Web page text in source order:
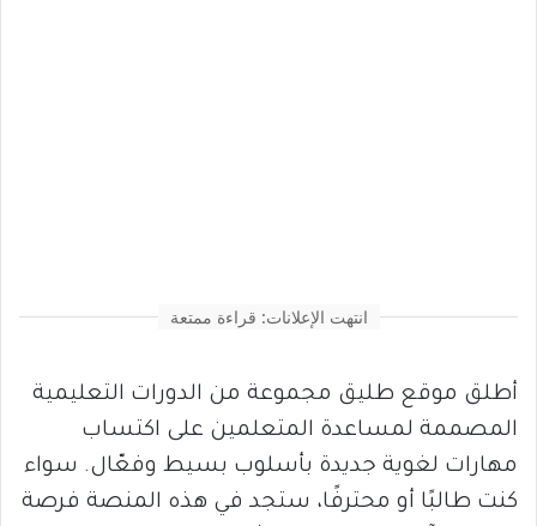
انتهت الإعلانات: قراءة ممتعة
أطلق موقع طليق مجموعة من الدورات التعليمية
المصممة لمساعدة المتعلمين على اكتساب
مهارات لغوية جديدة بأسلوب بسيط وفعّال. سواء
كنت طالبًا أو محترفًا، ستجد في هذه المنصة فرصة